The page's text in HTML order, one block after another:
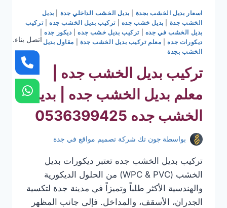
اسعار بديل الخشب بجدة بديل الخشب الداخلي جدة
بديل
الخشب جدة
بديل خشب جده |تركيب بديل الخشب جده |تركيب
بديل الخشب في جده
تركيب بديل خشب جده| ديكور جده|
ديكورات جده| معلم تركيب بديل الخشب جدة
مقاول بديل
الخشب بجدة
تركيب بديل الخشب جده |
معلم بديل الخشب جده | بديل
الخشب جده 0536399425
بواسطة جون تك شركة تصميم مواقع في جدة
تركيب بديل الخشب جده تعتبر ديكورات بديل
الخشب (WPC & PVC) من الحلول الديكورية
والهندسية الأكثر طلباً وتميزاً في مدينة جدة لتكسية
الجدران، الأسقف، والمداخل. فإلى جانب المظهر
اتصل بناء.